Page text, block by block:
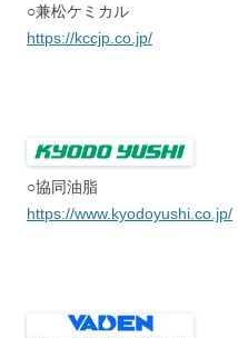
○兼松ケミカル
https://kccjp.co.jp/
○協同油脂
https://www.kyodoyushi.co.jp/